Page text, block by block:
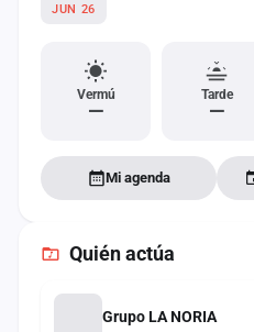
JUN 26
Vermú
—
Tarde
—
Mi agenda
Quién actúa
Grupo LA NORIA